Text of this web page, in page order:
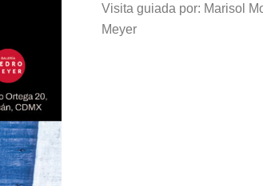
Visita guiada por: Marisol
Meyer